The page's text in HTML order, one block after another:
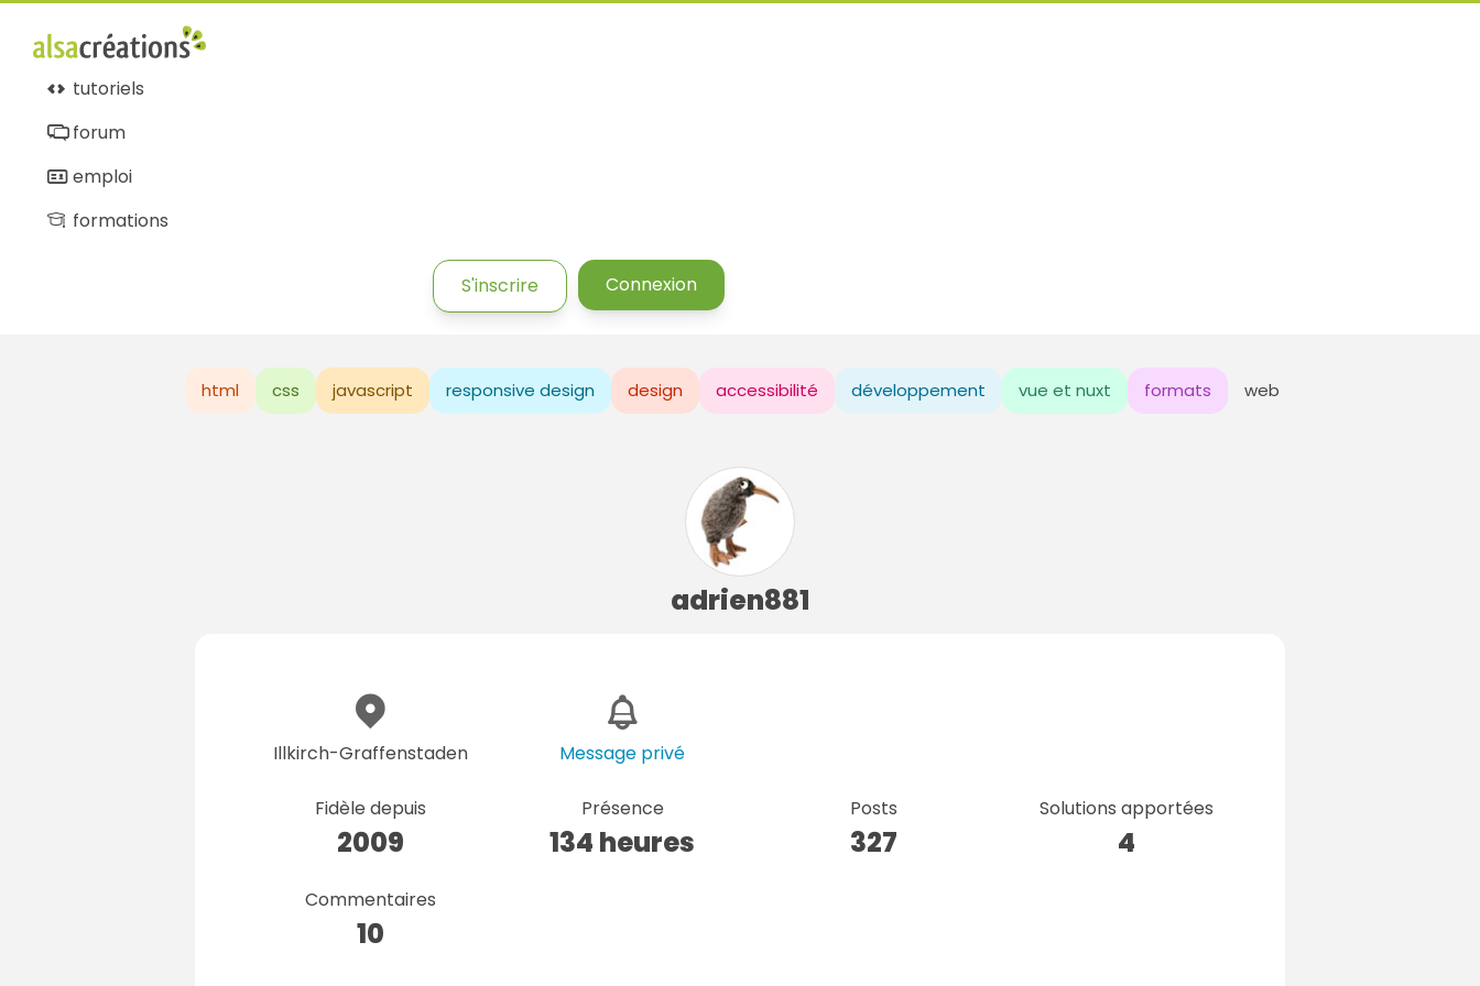
tutoriels
forum
emploi
formations
S'inscrire Connexion
html css javascript responsive design design accessibilité développement vue et nuxt formats web
adrien881
Illkirch-Graffenstaden Message privé
Fidèle depuis
2009
Présence
134 heures
Posts
327
Solutions apportées
4
Commentaires
10